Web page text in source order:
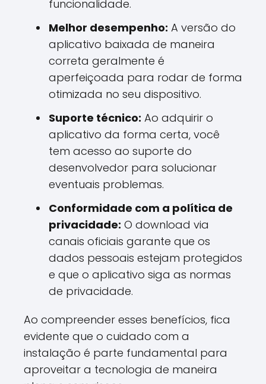
funcionalidade.
Melhor desempenho: A versão do
aplicativo baixada de maneira
correta geralmente é
aperfeiçoada para rodar de forma
otimizada no seu dispositivo.
Suporte técnico: Ao adquirir o
aplicativo da forma certa, você
tem acesso ao suporte do
desenvolvedor para solucionar
eventuais problemas.
Conformidade com a política de
privacidade: O download via
canais oficiais garante que os
dados pessoais estejam protegidos
e que o aplicativo siga as normas
de privacidade.
Ao compreender esses benefícios, fica
evidente que o cuidado com a
instalação é parte fundamental para
aproveitar a tecnologia de maneira